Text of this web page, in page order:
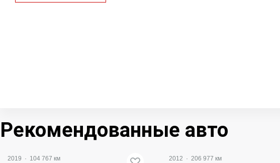
Рекомендованные авто
2019 · 104 767 км
Видео
2012 · 206 977 км